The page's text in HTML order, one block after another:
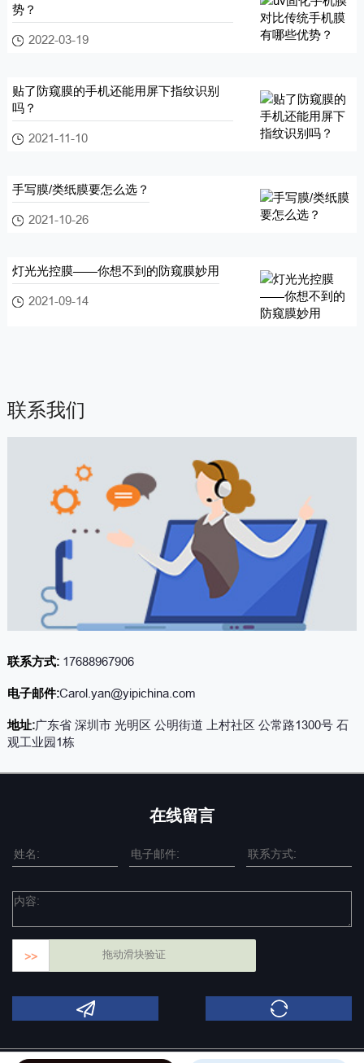
势？
2022-03-19
贴了防窥膜的手机还能用屏下指纹识别
吗？
2021-11-10
手写膜/类纸膜要怎么选？
2021-10-26
灯光光控膜——你想不到的防窥膜妙用
2021-09-14
联系我们
联系方式:17688967906
电子邮件:Carol.yan@yipichina.com
地址:广东省 深圳市 光明区 公明街道 上村社区 公常路1300号 石
观工业园1栋
在线留言
>> 拖动滑块验证